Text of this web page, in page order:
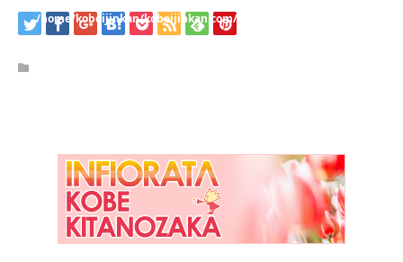
/home/kobeijinkan/kobeijinkan.com/public_html/wp-